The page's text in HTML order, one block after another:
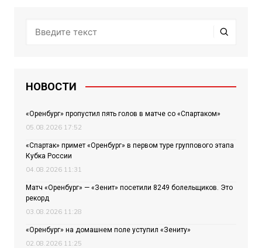
НОВОСТИ
«Оренбург» пропустил пять голов в матче со «Спартаком»
05.08.2026 17:52
«Спартак» примет «Оренбург» в первом туре группового этапа
Кубка России
04.08.2026 11:31
Матч «Оренбург» — «Зенит» посетили 8249 болельщиков. Это
рекорд
03.08.2026 11:28
«Оренбург» на домашнем поле уступил «Зениту»
02.08.2026 11:25